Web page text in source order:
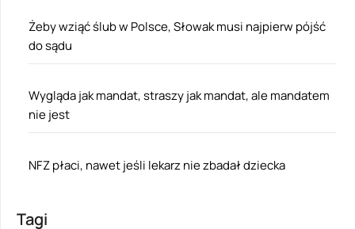
Żeby wziąć ślub w Polsce, Słowak musi najpierw pójść
do sądu
Wygląda jak mandat, straszy jak mandat, ale mandatem
nie jest
NFZ płaci, nawet jeśli lekarz nie zbadał dziecka
Tagi